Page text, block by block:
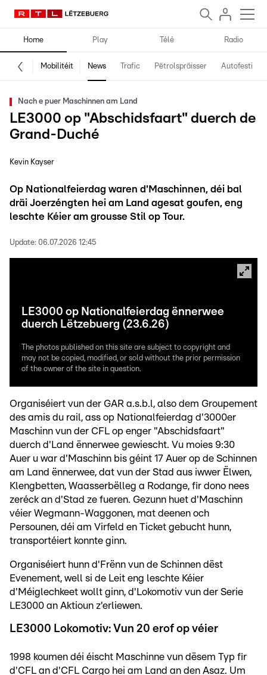
Home Play Télé Radio
Mobilitéit News Trafic Pëtrolspräisser Autofestival
Nach e puer Maschinnen am Land
LE3000 op "Abschidsfaart" duerch de
Grand-Duché
Kevin Kayser
Op Nationalfeierdag waren d'Maschinnen, déi bal
dräi Joerzéngten hei am Land agesat goufen, eng
leschte Kéier am grousse Stil op Tour.
Update: 06.07.2026 12:45
LE3000 op Nationalfeierdag ënnerwee
duerch Lëtzebuerg (23.6.26)
The photos published on this site are subject to copyright and
may not be copied, modified, or sold without the prior permission
of the owner of the site in question.
Organiséiert vun der GAR a.s.b.l, also dem Groupement
des amis du rail, ass op Nationalfeierdag d'3000er
Maschinn vun der CFL op enger "Abschidsfaart"
duerch d'Land ënnerwee gewiescht. Vu moies 9:30
Auer u war d'Maschinn bis géint 17 Auer op de Schinnen
am Land ënnerwee, dat vun der Stad aus iwwer Ëlwen,
Klengbetten, Waasserbëlleg a Rodange, fir dono nees
zeréck an d'Stad ze fueren. Gezunn huet d'Maschinn
véier Wegmann-Waggonen, mat deenen och
Persounen, déi am Virfeld en Ticket gebucht hunn,
transportéiert konnte ginn.
Organiséiert hunn d'Frënn vun de Schinnen dëst
Evenement, well si de Leit eng leschte Kéier
d'Méiglechkeet wollt ginn, d'Lokomotiv vun der Serie
LE3000 an Aktioun z'erliewen.
LE3000 Lokomotiv: Vun 20 erof op véier
1998 koumen déi éischt Maschinne vun dësem Typ fir
d'CFL an d'CFL Cargo hei am Land an den Asaz. Um